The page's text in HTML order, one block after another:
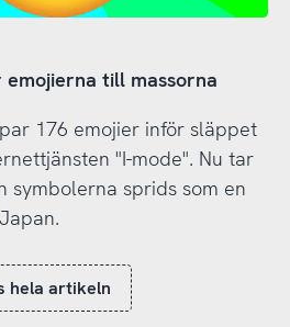
till massorna
176 emojier inför släppet
"I-mode". Nu tar
symbolerna sprids som en
hela artikeln